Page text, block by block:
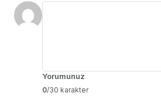
Yorumunuz
0/30 karakter